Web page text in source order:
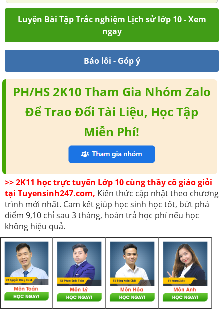
Luyện Bài Tập Trắc nghiệm Lịch sử lớp 10 - Xem
ngay
Báo lỗi - Góp ý
PH/HS 2K10 Tham Gia Nhóm Zalo
Để Trao Đổi Tài Liệu, Học Tập
Miễn Phí!
>> 2K11 học trực tuyến Lớp 10 cùng thầy cô giáo giỏi
tại Tuyensinh247.com, Kiến thức cập nhật theo chương
trình mới nhất. Cam kết giúp học sinh học tốt, bứt phá
điểm 9,10 chỉ sau 3 tháng, hoàn trả học phí nếu học
không hiệu quả.